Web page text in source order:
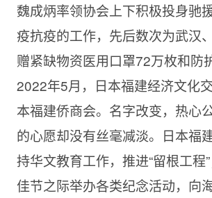
魏成炳率领协会上下积极投身驰
疫抗疫的工作，先后数次为武汉
赠紧缺物资医用口罩72万枚和防
2022年5月，日本福建经济文化
本福建侨商会。名字改变，热心
的心愿却没有丝毫减淡。日本福
持华文教育工作，推进“留根工程
佳节之际举办各类纪念活动，向